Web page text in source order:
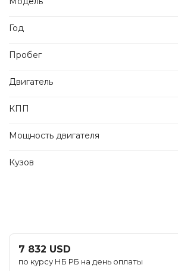
Год
Пробег
Двигатель
КПП
Мощность двигателя
Кузов
7 832 USD
по курсу НБ РБ на день оплаты